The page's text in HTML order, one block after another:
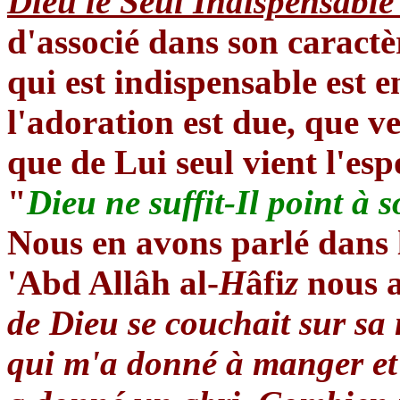
d'associé dans son
qui est indispensable est
l'adoration est due, que
que de Lui seul vient
"Dieu ne suffit-Il point à
Nous en avons parlé
'Abd Allâh al-Hâfiz nous
de Dieu se couchait sur
qui m'a donné à manger